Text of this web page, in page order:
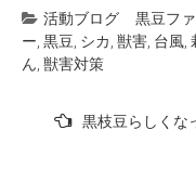
活動ブログ 黒豆フ
ー 黒豆 シカ 獣害 台風
ん 獣害対策
黒枝豆らしくな